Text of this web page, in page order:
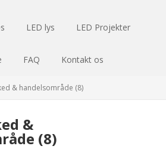
LED lys LED Projekter
FAQ Kontakt os
& handelsområde (8)
&
(8)